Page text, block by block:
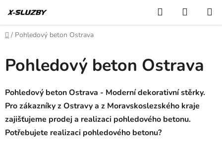
na
obsah
Hledat
KOŠÍK
Domů
/ Pohledový beton Ostrava
Pohledový beton Ostrava
Pohledový beton Ostrava - Moderní dekorativní stěrky.
Pro zákazníky z Ostravy a z Moravskoslezského kraje
zajišťujeme prodej a realizaci pohledového betonu.
Potřebujete realizaci pohledového betonu?